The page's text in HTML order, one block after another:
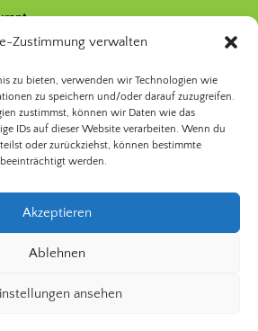
Zustimmung verwalten
zu bieten, verwenden wir Technologien wie
zu speichern und/oder darauf zuzugreifen.
zustimmst, können wir Daten wie das
IDs auf dieser Website verarbeiten. Wenn du
oder zurückziehst, können bestimmte
werden.
Akzeptieren
Ablehnen
ansehen
September 11-19 Uhr
Kollektiv Berlin | Nomadisch